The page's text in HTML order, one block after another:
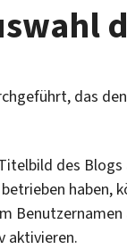
das
des
haben,
aktivieren.